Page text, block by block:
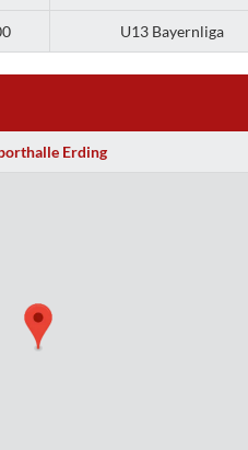
U13 Bayernliga
Erding